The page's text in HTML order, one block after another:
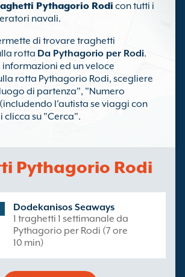
Pythagorio Rodi con tutti i
navali.
di trovare traghetti
rotta Da Pythagorio per Rodi.
ed un veloce
rotta Pythagorio Rodi, scegliere
di partenza", "Numero
l'autista se viaggi con
clicca su "Cerca".
Pythagorio Rodi
Dodekanisos Seaways
1 traghetti 1 settimanale da
Pythagorio per Rodi (7 ore
10 min)